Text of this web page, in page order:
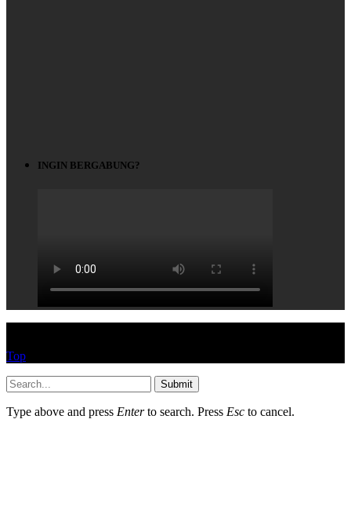
INGIN BERGABUNG?
Top
Submit
Type above and press Enterto search. Press Esc to cancel.